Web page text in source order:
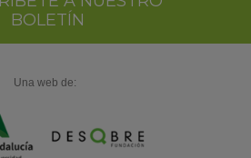
BOLETÍN
Una web de: